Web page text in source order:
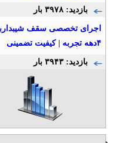
بازدید: ۳۹۷۸ بار
اجرای تخصصی سقف
۴دهه تجربه | کیفیت تضمینی
بازدید: ۳۹۴۳ بار